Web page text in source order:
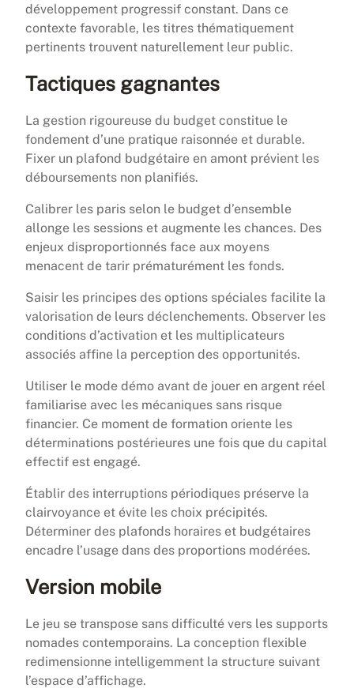
développement progressif constant. Dans ce
contexte favorable, les titres thématiquement
pertinents trouvent naturellement leur public.
Tactiques gagnantes
La gestion rigoureuse du budget constitue le
fondement d’une pratique raisonnée et durable.
Fixer un plafond budgétaire en amont prévient les
déboursements non planifiés.
Calibrer les paris selon le budget d’ensemble
allonge les sessions et augmente les chances. Des
enjeux disproportionnés face aux moyens
menacent de tarir prématurément les fonds.
Saisir les principes des options spéciales facilite la
valorisation de leurs déclenchements. Observer les
conditions d’activation et les multiplicateurs
associés affine la perception des opportunités.
Utiliser le mode démo avant de jouer en argent réel
familiarise avec les mécaniques sans risque
financier. Ce moment de formation oriente les
déterminations postérieures une fois que du capital
effectif est engagé.
Établir des interruptions périodiques préserve la
clairvoyance et évite les choix précipités.
Déterminer des plafonds horaires et budgétaires
encadre l’usage dans des proportions modérées.
Version mobile
Le jeu se transpose sans difficulté vers les supports
nomades contemporains. La conception flexible
redimensionne intelligemment la structure suivant
l’espace d’affichage.